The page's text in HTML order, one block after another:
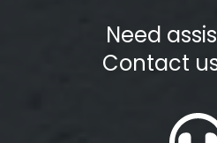
Need
Contact